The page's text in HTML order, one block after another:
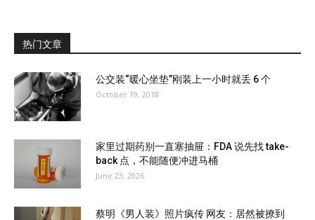
热门文章
公交装“暖心坐垫”刚装上一小时就丢 6 个
October 19, 2018
家里过期药别一直塞抽屉：FDA 说先找 take-
back 点，不能随便冲进马桶
June 23, 2026
蔡明《男人装》照片疯传 网友：居然被撩到